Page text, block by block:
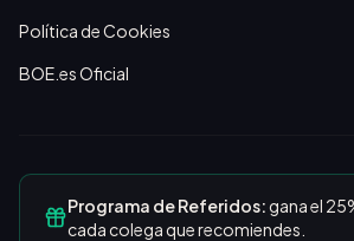
Política de Cookies
BOE.es Oficial
Programa de Referidos:gana el
cada colega que recomiendes.